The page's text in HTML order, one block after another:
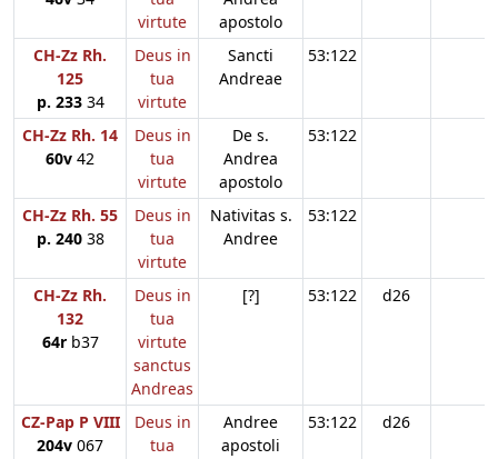
virtute
apostolo
CH-Zz Rh.
125
p. 23334
Deus in
tua
virtute
Sancti
Andreae
53:122
CH-Zz Rh. 14
60v 42
Deus in
tua
virtute
De s.
Andrea
apostolo
53:122
CH-Zz Rh. 55
p. 24038
Deus in
tua
virtute
Nativitas s.
Andree
53:122
CH-Zz Rh.
132
64rb37
Deus in
tua
virtute
sanctus
Andreas
[?] 53:122 d26
CZ-Pap P VIII
204v 067
Deus in
tua
Andree
apostoli
53:122 d26